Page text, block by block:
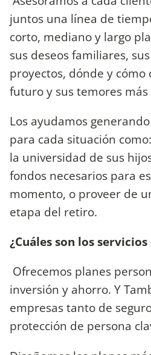
juntos una línea de
corto, mediano y largo
sus deseos familiares, sus
proyectos, dónde y
futuro y sus temores más
Los ayudamos
para cada situación
la universidad de sus
fondos necesarios para
momento, o proveer de
etapa del retiro.
¿Cuáles son los
Ofrecemos planes
inversión y ahorro. Y
empresas tanto de
protección de persona